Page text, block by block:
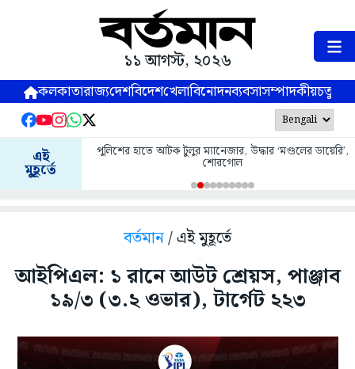
১১ আগস্ট, ২০২৬
কলকাতারাজ্যদেশবিদেশখেলাবিনোদনব্যবসাসম্পাদকীয়
এই
মুহূর্তে
পুলিশের হাতে আটক টুলুর ম্যানেজার, উদ্ধার ‘মণ্ডলের ডায়েরি’,
শোরগোল
বর্তমান/ এই মুহূর্তে
আইপিএল: ১ রানে আউট শ্রেয়স, পাঞ্জাব
১৯/৩ (৩.২ ওভার), টার্গেট ২২৩